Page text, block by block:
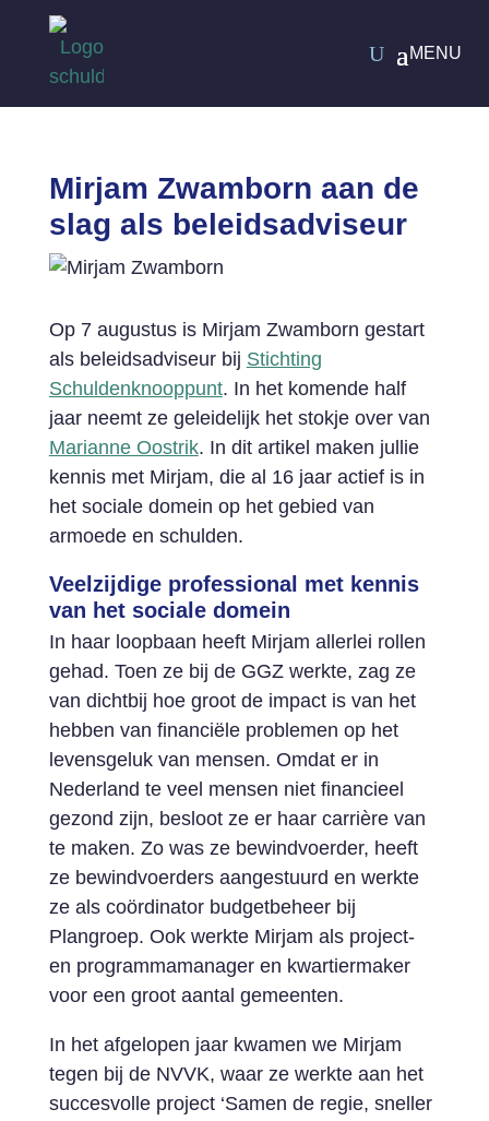
Mirjam Zwamborn aan de
slag als beleidsadviseur
Op 7 augustus is Mirjam Zwamborn gestart
als beleidsadviseur bij Stichting
Schuldenknooppunt. In het komende half
jaar neemt ze geleidelijk het stokje over van
Marianne Oostrik. In dit artikel maken jullie
kennis met Mirjam, die al 16 jaar actief is in
het sociale domein op het gebied van
armoede en schulden.
Veelzijdige professional met kennis
van het sociale domein
In haar loopbaan heeft Mirjam allerlei rollen
gehad. Toen ze bij de GGZ werkte, zag ze
van dichtbij hoe groot de impact is van het
hebben van financiële problemen op het
levensgeluk van mensen. Omdat er in
Nederland te veel mensen niet financieel
gezond zijn, besloot ze er haar carrière van
te maken. Zo was ze bewindvoerder, heeft
ze bewindvoerders aangestuurd en werkte
ze als coördinator budgetbeheer bij
Plangroep. Ook werkte Mirjam als project-
en programmamanager en kwartiermaker
voor een groot aantal gemeenten.
In het afgelopen jaar kwamen we Mirjam
tegen bij de NVVK, waar ze werkte aan het
succesvolle project ‘Samen de regie, sneller